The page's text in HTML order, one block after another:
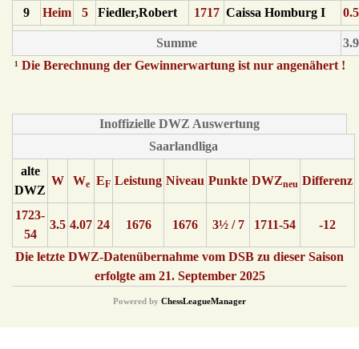
9
Heim 5 Fiedler,Robert 1717 Caissa Homburg I
Summe
¹ Die Berechnung der Gewinnerwartung ist nur angenähert !
Inoffizielle DWZ Auswertung
Saarlandliga
alte
DWZ
W We EF Leistung Niveau Punkte DWZneu Differenz
1723-
54
3.5 4.07 24 1676 1676 3½ / 7 1711-54 -12
Die letzte DWZ-Datenübernahme vom DSB zu dieser Saison
erfolgte am 21. September 2025
Powered by ChessLeagueManager